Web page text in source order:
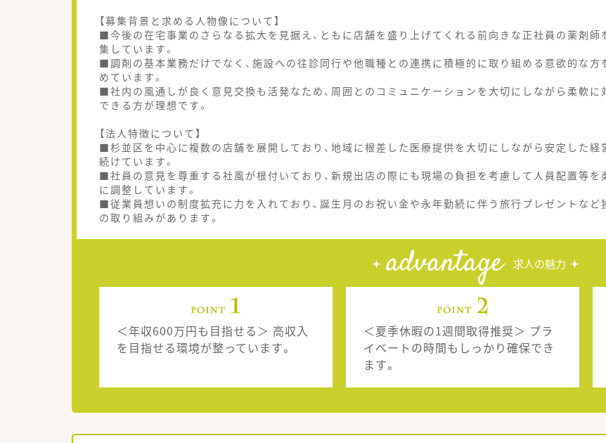
【募集背景と求める人物像について】
■今後の在宅事業のさらなる拡大を見据え、ともに店舗を盛り上げてくれる前向きな正社員の薬剤師
集しています。
■調剤の基本業務だけでなく、施設への往診同行や他職種との連携に積極的に取り組める意欲的な方
めています。
■社内の風通しが良く意見交換も活発なため、周囲とのコミュニケーションを大切にしながら柔軟に
できる方が理想です。
【法人特徴について】
■杉並区を中心に複数の店舗を展開しており、地域に根差した医療提供を大切にしながら安定した経
続けています。
■社員の意見を尊重する社風が根付いており、新規出店の際にも現場の負担を考慮して人員配置等を
に調整しています。
■従業員想いの制度拡充に力を入れており、誕生月のお祝い金や永年勤続に伴う旅行プレゼントなど
の取り組みがあります。
advantage 求人の魅力
＜年収600万円も目指せる＞ 高収入
を目指せる環境が整っています。
＜夏季休暇の1週間取得推奨＞ プラ
イベートの時間もしっかり確保でき
ます。